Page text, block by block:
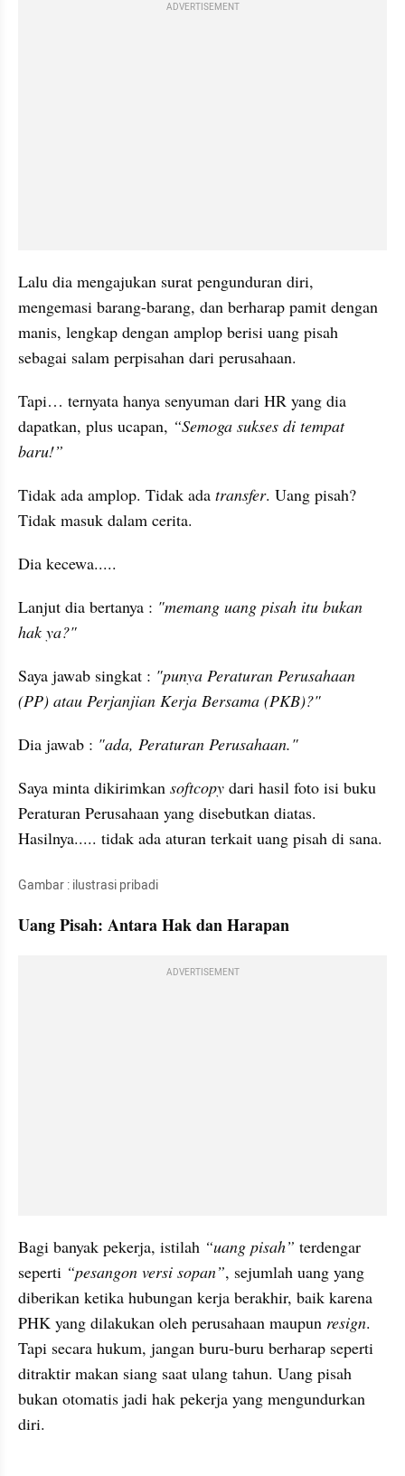
ADVERTISEMENT
Lalu dia mengajukan surat pengunduran diri,
mengemasi barang-barang, dan berharap pamit dengan
manis, lengkap dengan amplop berisi uang pisah
sebagai salam perpisahan dari perusahaan.
Tapi… ternyata hanya senyuman dari HR yang dia
dapatkan, plus ucapan, “Semoga sukses di tempat
baru!”
Tidak ada amplop. Tidak ada transfer. Uang pisah?
Tidak masuk dalam cerita.
Dia kecewa.....
Lanjut dia bertanya : "memang uang pisah itu bukan
hak ya?"
Saya jawab singkat : "punya Peraturan Perusahaan
(PP) atau Perjanjian Kerja Bersama (PKB)?"
Dia jawab : "ada, Peraturan Perusahaan."
Saya minta dikirimkan softcopy dari hasil foto isi buku
Peraturan Perusahaan yang disebutkan diatas.
Hasilnya..... tidak ada aturan terkait uang pisah di sana.
Gambar : ilustrasi pribadi
Uang Pisah: Antara Hak dan Harapan
ADVERTISEMENT
Bagi banyak pekerja, istilah “uang pisah” terdengar
seperti “pesangon versi sopan”, sejumlah uang yang
diberikan ketika hubungan kerja berakhir, baik karena
PHK yang dilakukan oleh perusahaan maupun resign.
Tapi secara hukum, jangan buru-buru berharap seperti
ditraktir makan siang saat ulang tahun. Uang pisah
bukan otomatis jadi hak pekerja yang mengundurkan
diri.